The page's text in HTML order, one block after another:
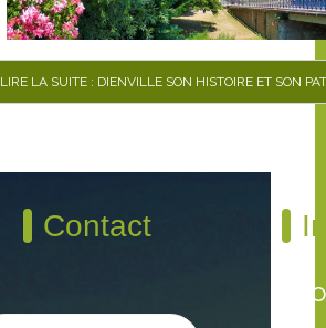
LIRE LA SUITE : DIENVILLE SON HISTOIRE ET SON
Contact